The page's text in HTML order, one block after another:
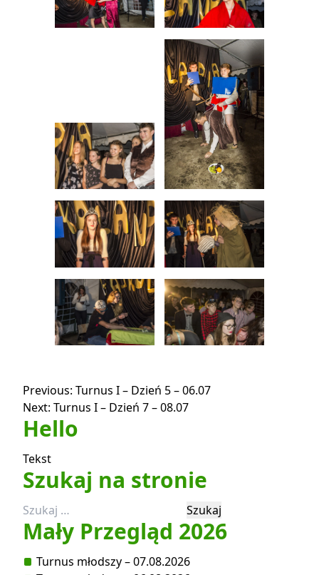
Nawigacja
wpisu
Previous: Turnus I – Dzień 5 – 06.07
Next: Turnus I – Dzień 7 – 08.07
Hello
Tekst
Szukaj na stronie
Szukaj:
Mały Przegląd 2026
Turnus młodszy – 07.08.2026